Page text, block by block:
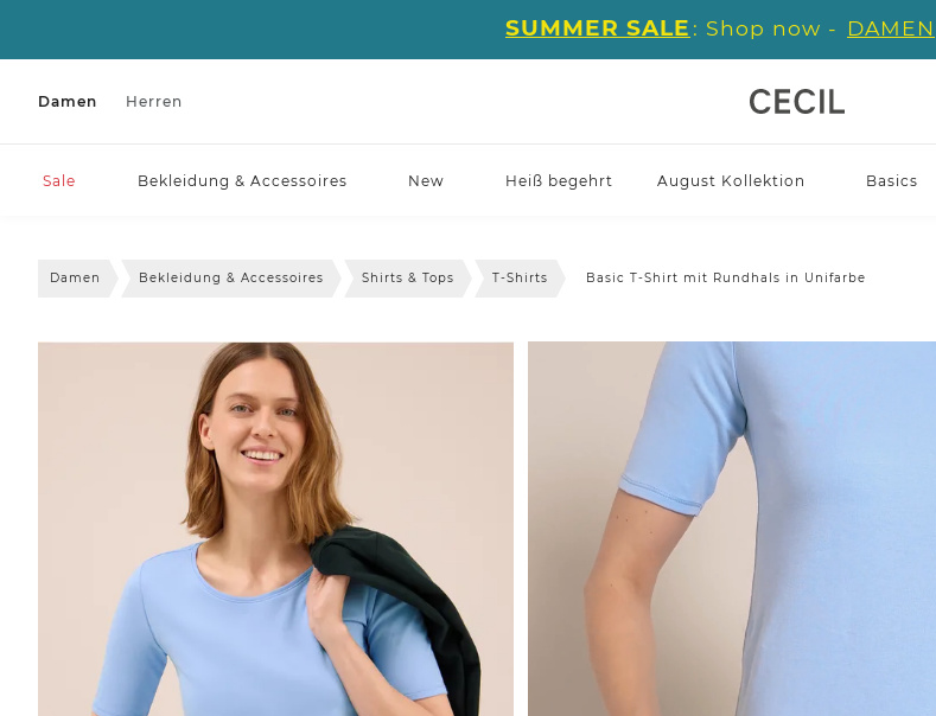
SUMMER SALE : Shop now - DAMEN
Damen Herren
Sale Bekleidung & Accessoires New Heiß begehrt August Kollektion Basics
Damen Bekleidung & Accessoires Shirts & Tops T-Shirts Basic T-Shirt mit Rundhals in Unifarbe